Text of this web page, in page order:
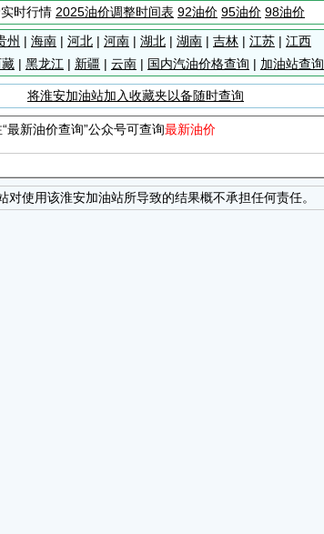
时行情 2025油价调整时间表 92油价 95油价 98油价
州 | 海南 | 河北 | 河南 | 湖北 | 湖南 | 吉林 | 江苏 | 江西
| 黑龙江 | 新疆 | 云南 | 国内汽油价格查询 | 加油站查询
将淮安加油站加入收藏夹以备随时查询
最新油价查询”公众号可查询最新油价
使用该淮安加油站所导致的结果概不承担任何责任。